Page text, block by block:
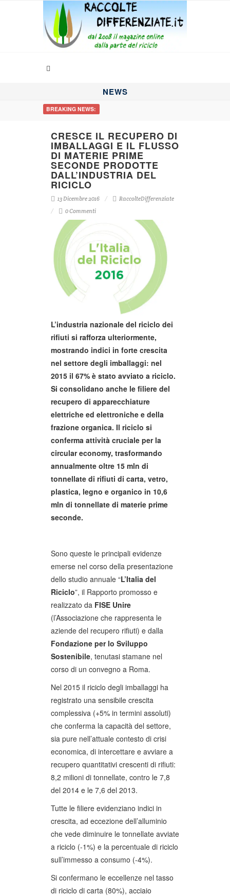
NEWS
BREAKING NEWS:
CRESCE IL RECUPERO DI
IMBALLAGGI E IL FLUSSO
DI MATERIE PRIME
SECONDE PRODOTTE
DALL’INDUSTRIA DEL
RICICLO
13 Dicembre 2016
RaccolteDifferenziate
0 Commenti
L’industria nazionale del riciclo dei
rifiuti si rafforza ulteriormente,
mostrando indici in forte crescita
nel settore degli imballaggi: nel
2015 il 67% è stato avviato a riciclo.
Si consolidano anche le filiere del
recupero di apparecchiature
elettriche ed elettroniche e della
frazione organica. Il riciclo si
conferma attività cruciale per la
circular economy, trasformando
annualmente oltre 15 mln di
tonnellate di rifiuti di carta, vetro,
plastica, legno e organico in 10,6
mln di tonnellate di materie prime
seconde.
Sono queste le principali evidenze
emerse nel corso della presentazione
dello studio annuale “L’Italia del
Riciclo”, il Rapporto promosso e
realizzato da FISE Unire
(l’Associazione che rappresenta le
aziende del recupero rifiuti) e dalla
Fondazione per lo Sviluppo
Sostenibile, tenutasi stamane nel
corso di un convegno a Roma.
Nel 2015 il riciclo degli imballaggi ha
registrato una sensibile crescita
complessiva (+5% in termini assoluti)
che conferma la capacità del settore,
sia pure nell’attuale contesto di crisi
economica, di intercettare e avviare a
recupero quantitativi crescenti di rifiuti:
8,2 milioni di tonnellate, contro le 7,8
del 2014 e le 7,6 del 2013.
Tutte le filiere evidenziano indici in
crescita, ad eccezione dell’alluminio
che vede diminuire le tonnellate avviate
a riciclo (-1%) e la percentuale di riciclo
sull’immesso a consumo (-4%).
Si confermano le eccellenze nel tasso
di riciclo di carta (80%), acciaio